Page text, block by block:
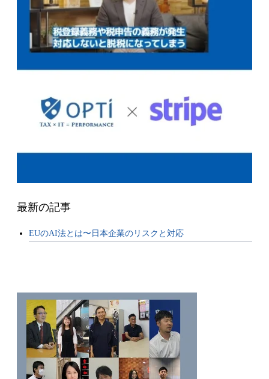
最新の記事
EUのAI法とは〜日本企業のリスクと対応